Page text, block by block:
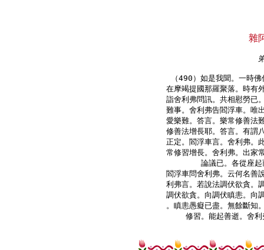
雜
（490）如是我聞。一時
在摩竭提國那羅聚落。時有
詣舍利弗問訊。共相慰勞已
難事。舍利弗告閻浮車。唯
愛樂難。答言。樂常修善法
修善法增長耶。答言。有謂
正定。閻浮車言。舍利弗。
常修習增長。舍利弗。出家
論議已。各從座
閻浮車問舍利弗。云何名善
利弗言。若說法調伏欲貪。
調伏欲貪。向調伏瞋恚。向
。瞋恚愚癡已盡。無餘斷知